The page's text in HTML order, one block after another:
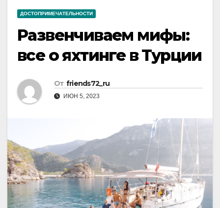
ДОСТОПРИМЕЧАТЕЛЬНОСТИ
Развенчиваем мифы:
все о яхтинге в Турции
От friends72_ru
ИЮН 5, 2023